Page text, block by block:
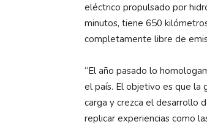
eléctrico propulsado por
minutos, tiene 650
completamente libre de
“El año pasado lo
el país. El objetivo es que la
carga y crezca el desarrollo
replicar experiencias como